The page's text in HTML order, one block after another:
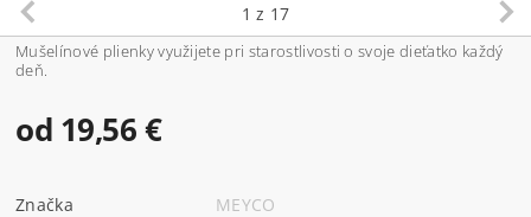
1 z 17
Mušelínové plienky využijete pri starostlivosti o svoje dieťatko každý
deň.
od 19,56 €
Značka
MEYCO